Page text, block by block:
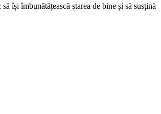
își îmbunătățească starea de bine și să susțină